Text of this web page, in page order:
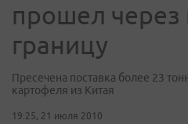
прошел
границу
Пресечена поставка более 23
картофеля из Китая
19:25, 21 июля 2010